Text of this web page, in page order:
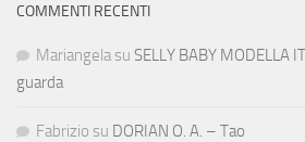
COMMENTI RECENTI
Mariangela su SELLY BABY MODELLA
guarda
Fabrizio su DORIAN O. A. – Tao